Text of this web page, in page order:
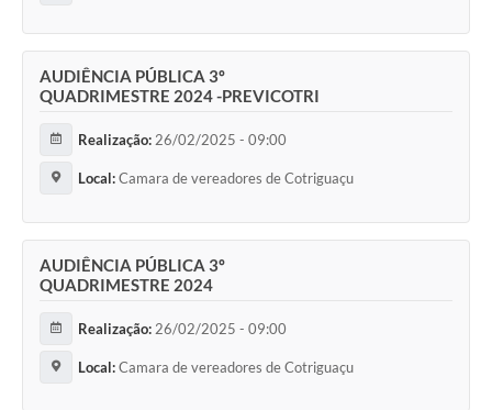
Carta de Serviços
Turismo
Obras
Contas Públicas
AUDIÊNCIA PÚBLICA 3º
QUADRIMESTRE 2024 -PREVICOTRI
Realização: 26/02/2025 - 09:00
Local:Camara de vereadores de Cotriguaçu
AUDIÊNCIA PÚBLICA 3º
QUADRIMESTRE 2024
Realização: 26/02/2025 - 09:00
Local:Camara de vereadores de Cotriguaçu